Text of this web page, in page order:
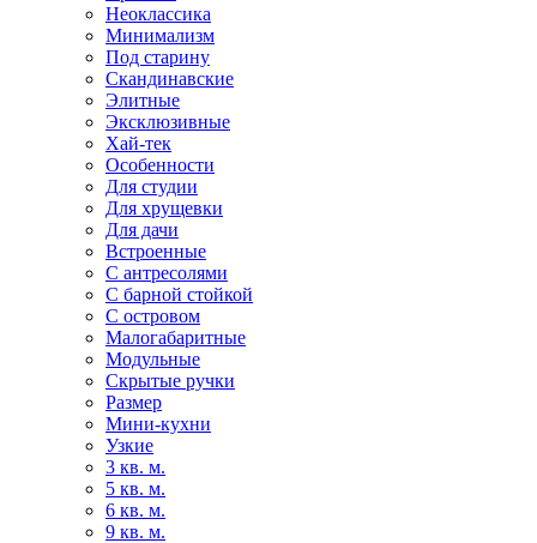
Неоклассика
Минимализм
Под старину
Скандинавские
Элитные
Эксклюзивные
Хай-тек
Особенности
Для студии
Для хрущевки
Для дачи
Встроенные
С антресолями
С барной стойкой
С островом
Малогабаритные
Модульные
Скрытые ручки
Размер
Мини-кухни
Узкие
3 кв. м.
5 кв. м.
6 кв. м.
9 кв. м.